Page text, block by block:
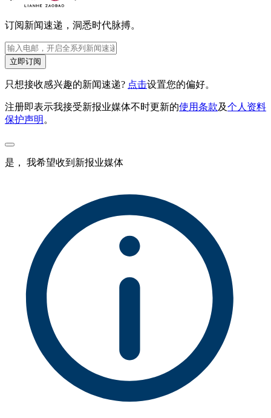
订阅新闻速递，洞悉时代脉搏。
立即订阅
只想接收感兴趣的新闻速递? 点击设置您的偏好。
注册即表示我接受新报业媒体不时更新的使用条款及个人资料
保护声明 。
是， 我希望收到新报业媒体